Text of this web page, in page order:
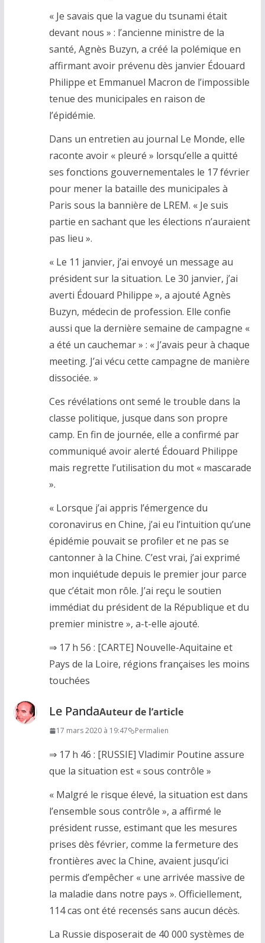
« Je savais que la vague du tsunami était
devant nous » : l’ancienne ministre de la
santé, Agnès Buzyn, a créé la polémique en
affirmant avoir prévenu dès janvier Édouard
Philippe et Emmanuel Macron de l’impossible
tenue des municipales en raison de
l’épidémie.
Dans un entretien au journal Le Monde, elle
raconte avoir « pleuré » lorsqu’elle a quitté
ses fonctions gouvernementales le 17 février
pour mener la bataille des municipales à
Paris sous la bannière de LREM. « Je suis
partie en sachant que les élections n’auraient
pas lieu ».
« Le 11 janvier, j’ai envoyé un message au
président sur la situation. Le 30 janvier, j’ai
averti Édouard Philippe », a ajouté Agnès
Buzyn, médecin de profession. Elle confie
aussi que la dernière semaine de campagne «
a été un cauchemar » : « J’avais peur à chaque
meeting. J’ai vécu cette campagne de manière
dissociée. »
Ces révélations ont semé le trouble dans la
classe politique, jusque dans son propre
camp. En fin de journée, elle a confirmé par
communiqué avoir alerté Édouard Philippe
mais regrette l’utilisation du mot « mascarade
».
« Lorsque j’ai appris l’émergence du
coronavirus en Chine, j’ai eu l’intuition qu’une
épidémie pouvait se profiler et ne pas se
cantonner à la Chine. C’est vrai, j’ai exprimé
mon inquiétude depuis le premier jour parce
que c’était mon rôle. J’ai reçu le soutien
immédiat du président de la République et du
premier ministre », a-t-elle ajouté.
⇒ 17 h 56 : [CARTE] Nouvelle-Aquitaine et
Pays de la Loire, régions françaises les moins
touchées
Le PandaAuteur de l’article
17 mars 2020 à 19:47 Permalien
⇒ 17 h 46 : [RUSSIE] Vladimir Poutine assure
que la situation est « sous contrôle »
« Malgré le risque élevé, la situation est dans
l’ensemble sous contrôle », a affirmé le
président russe, estimant que les mesures
prises dès février, comme la fermeture des
frontières avec la Chine, avaient jusqu’ici
permis d’empêcher « une arrivée massive de
la maladie dans notre pays ». Officiellement,
114 cas ont été recensés sans aucun décès.
La Russie disposerait de 40 000 systèmes de